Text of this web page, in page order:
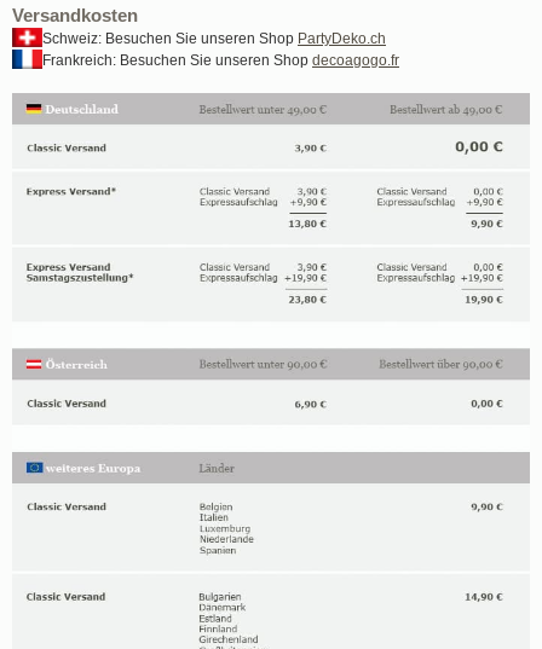
Versandkosten
Schweiz: Besuchen Sie unseren Shop PartyDeko.ch
Frankreich: Besuchen Sie unseren Shop decoagogo.fr